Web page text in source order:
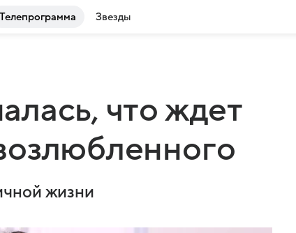
Телепрограмма Звезды
что ждет
жизни